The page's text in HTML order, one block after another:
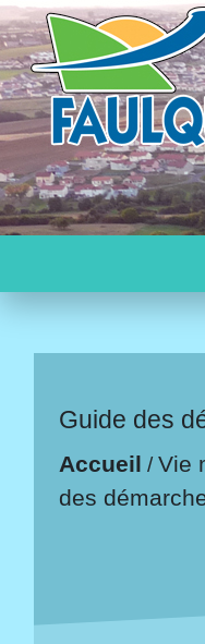
Guide des
Accueil /Vie
des